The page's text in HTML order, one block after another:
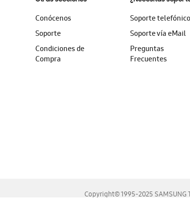
Conócenos
Soporte
Condiciones de
Compra
Soporte telefónico
Soporte vía eMail
Preguntas
Frecuentes
Copyright© 1995-2025 SAMSUNG